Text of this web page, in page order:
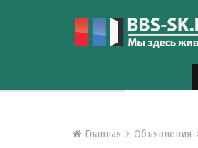
Главная Объявления